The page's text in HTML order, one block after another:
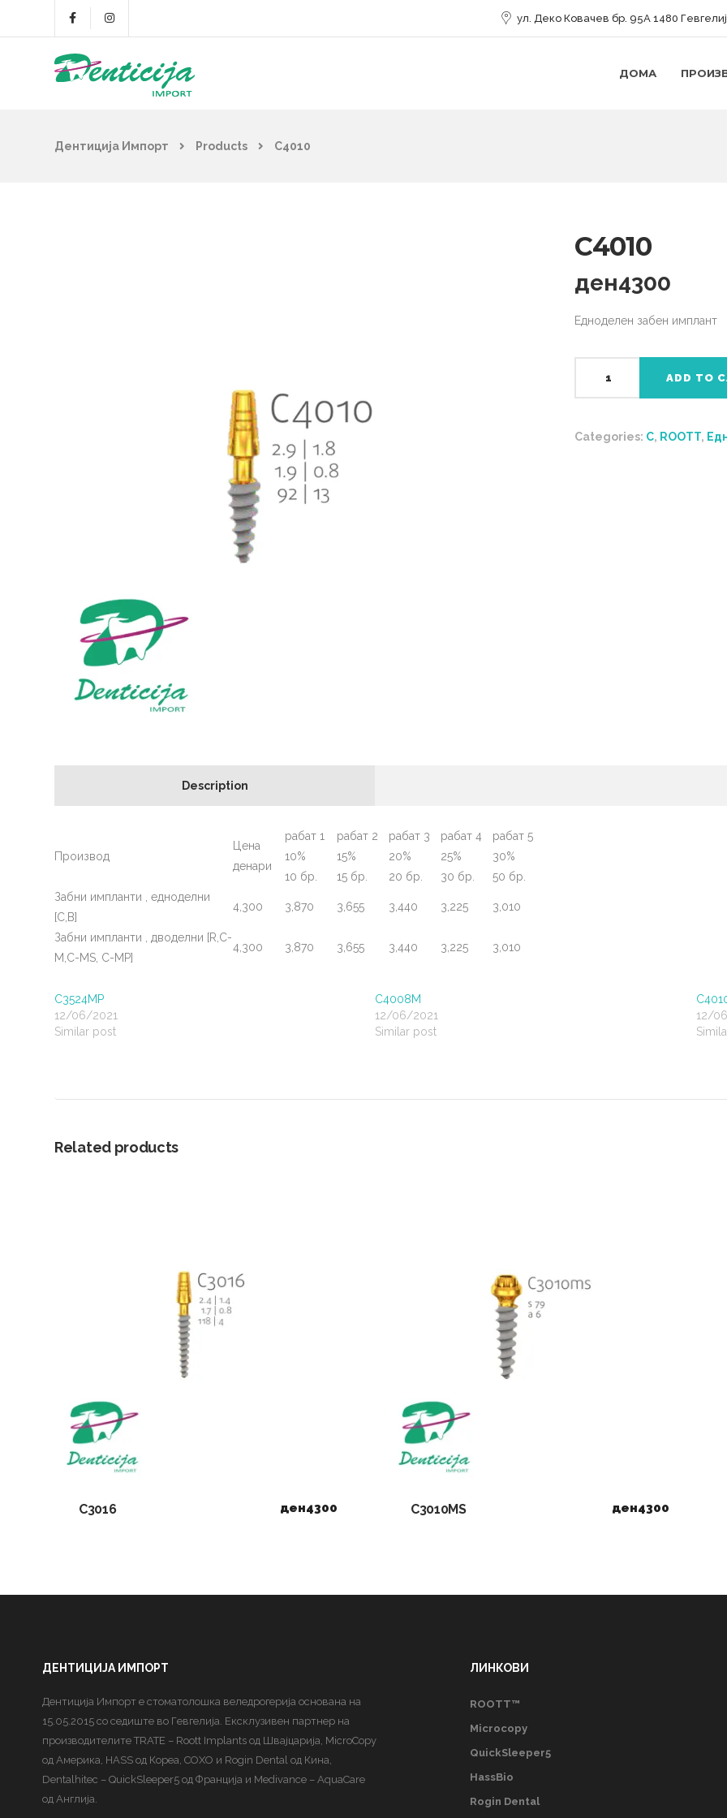
ул. Деко Ковачев бр. 95А 1480
ДОМА
Дентиција Импорт Products C4010
C4010
ден4300
Едноделен забен имплант
quantity
ADD TO
Categories: C, ROOTT,
Description
Производ
Цена
денари
рабат 1 рабат 2 рабат 3 рабат 4
рабат 5
10%
15% 20% 25%
30%
10 бр.
15 бр. 20 бр. 30 бр.
50 бр.
Забни импланти , едноделни
[C,B]
4,300 3,870 3,655 3,440 3,225 3,010
Забни импланти , дводелни [R,C-
M,C-MS, C-MP]
4,300 3,870 3,655 3,440 3,225 3,010
C3524MP
12/06/2021
Similar post
C4008M
12/06/2021
Similar post
12/
Related products
C3016 ден4300 C3010MS ден4300
ДЕНТИЦИЈА ИМПОРТ
Дентиција Импорт е стоматолошка веледрогерија основана на
15.05.2015 со седиште во Гевгелија. Ексклузивен партнер на
производителите TRATE – Roott Implants од Швајцарија, MicroCopy
од Америка, HASS од Кореа, COXO и Rogin Dental од Кина,
Dentalhitec – QuickSleeper5 од Франција и Medivance – AquaCare
од Англија.
ЛИНКОВИ
ROOTT™
Microcopy
QuickSleeper5
HassBio
Rogin Dental